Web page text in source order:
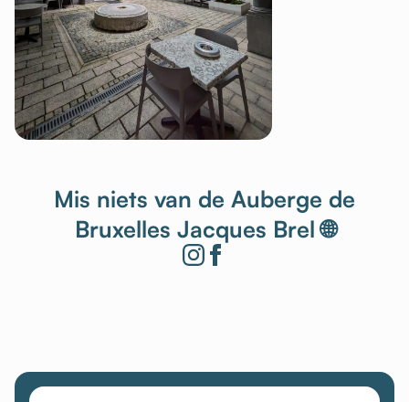
Mis niets van de Auberge de
Bruxelles Jacques Brel 🌐